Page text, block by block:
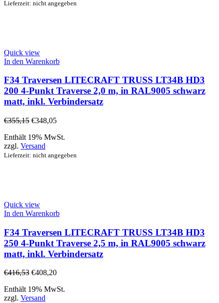
Lieferzeit: nicht angegeben
Quick view
In den Warenkorb
F34 Traversen LITECRAFT TRUSS LT34B HD3
200 4-Punkt Traverse 2,0 m, in RAL9005 schwarz
matt, inkl. Verbindersatz
€355,15 €348,05
Enthält 19% MwSt.
zzgl. Versand
Lieferzeit: nicht angegeben
Quick view
In den Warenkorb
F34 Traversen LITECRAFT TRUSS LT34B HD3
250 4-Punkt Traverse 2,5 m, in RAL9005 schwarz
matt, inkl. Verbindersatz
€416,53 €408,20
Enthält 19% MwSt.
zzgl. Versand